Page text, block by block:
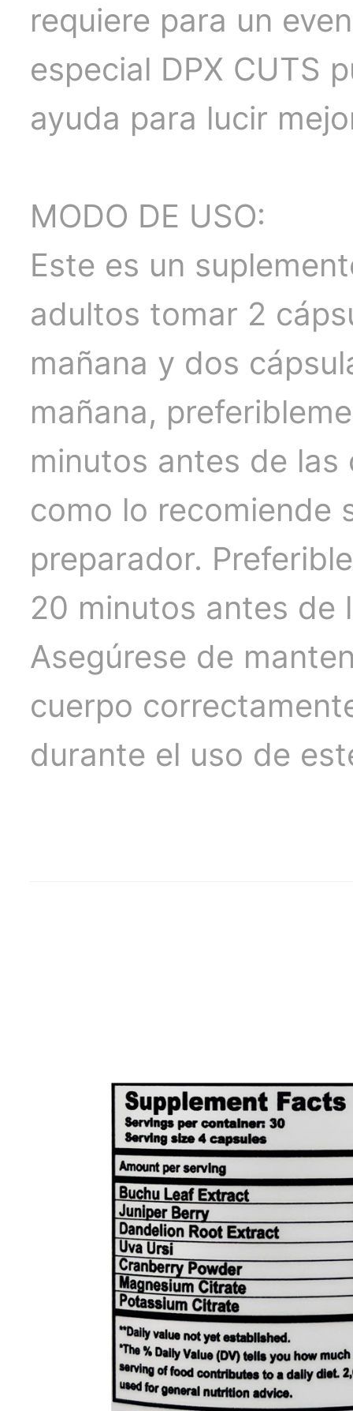
requiere para un
especial DPX CUTS
ayuda para lucir
MODO DE USO:
Este es un
adultos tomar 2
mañana y dos
mañana,
minutos antes de las
como lo recomiende
preparador.
20 minutos antes de
Asegúrese de
cuerpo
durante el uso de